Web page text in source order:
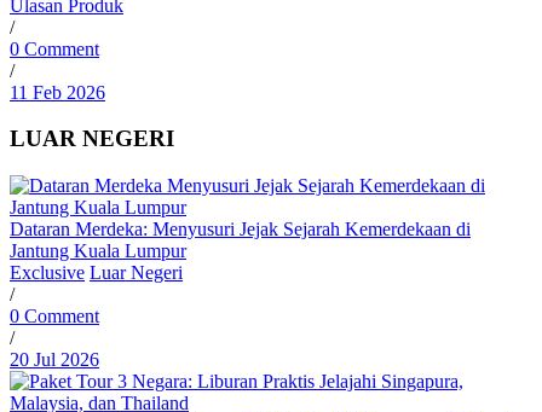
Ulasan Produk
/
0 Comment
/
11 Feb 2026
LUAR NEGERI
Dataran Merdeka: Menyusuri Jejak Sejarah Kemerdekaan di
Jantung Kuala Lumpur
Exclusive Luar Negeri
/
0 Comment
/
20 Jul 2026